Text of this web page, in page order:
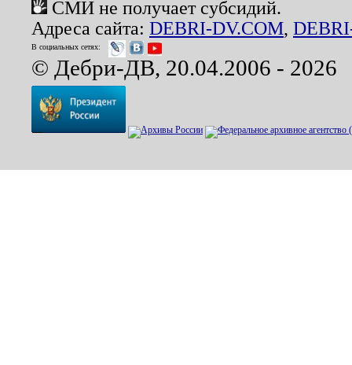
СМИ не получает субсидий.
Адреса сайта: DEBRI-DV.COM,
В социальных сетях:
© Дебри-ДВ, 20.04.2006 - 2026